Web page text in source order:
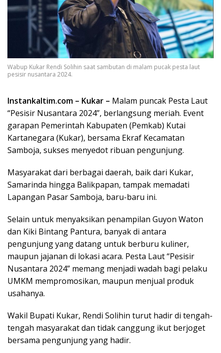
Wabup Kukar Rendi Solihin saat sambutan di malam pucak pesta laut
pesisir nusantara 2024.
Instankaltim.com – Kukar – Malam puncak Pesta Laut
“Pesisir Nusantara 2024”, berlangsung meriah. Event
garapan Pemerintah Kabupaten (Pemkab) Kutai
Kartanegara (Kukar), bersama Ekraf Kecamatan
Samboja, sukses menyedot ribuan pengunjung.
Masyarakat dari berbagai daerah, baik dari Kukar,
Samarinda hingga Balikpapan, tampak memadati
Lapangan Pasar Samboja, baru-baru ini.
Selain untuk menyaksikan penampilan Guyon Waton
dan Kiki Bintang Pantura, banyak di antara
pengunjung yang datang untuk berburu kuliner,
maupun jajanan di lokasi acara. Pesta Laut “Pesisir
Nusantara 2024” memang menjadi wadah bagi pelaku
UMKM mempromosikan, maupun menjual produk
usahanya.
Wakil Bupati Kukar, Rendi Solihin turut hadir di tengah-
tengah masyarakat dan tidak canggung ikut berjoget
bersama pengunjung yang hadir.